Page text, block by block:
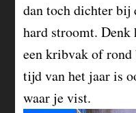
dan toch dichter bij
hard stroomt.
eenkribvakof rond
tijd van het jaar is
waar je vist.